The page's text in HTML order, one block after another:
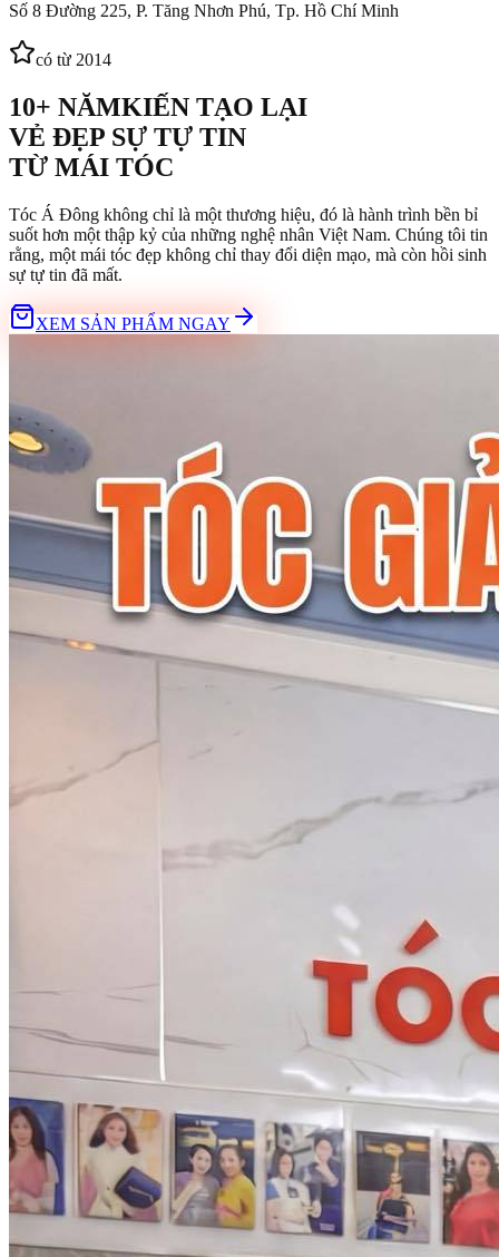
Số 8 Đường 225, P. Tăng Nhơn Phú, Tp. Hồ Chí Minh
có từ 2014
10+ NĂMKIẾN TẠO LẠI
VẺ ĐẸP SỰ TỰ TIN
TỪ MÁI TÓC
Tóc Á Đông không chỉ là một thương hiệu, đó là hành trình bền bỉ
suốt hơn một thập kỷ của những nghệ nhân Việt Nam. Chúng tôi tin
rằng, một mái tóc đẹp không chỉ thay đổi diện mạo, mà còn hồi sinh
sự tự tin đã mất.
XEM SẢN PHẨM NGAY